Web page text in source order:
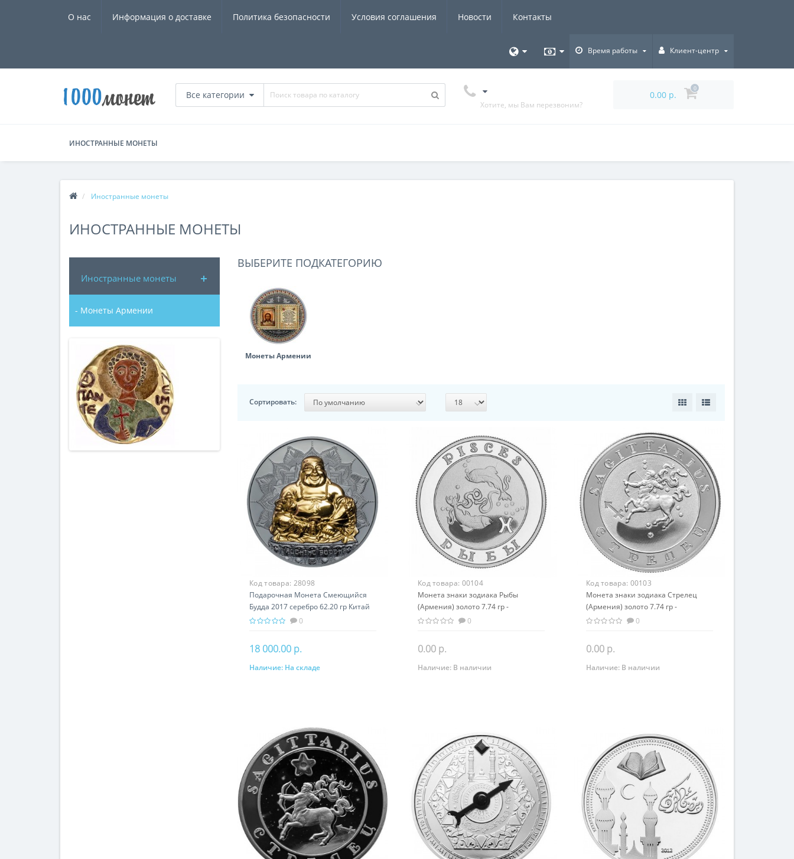
О нас Информация о доставке Политика безопасности Условия соглашения Новости Контакты
Время работы Клиент-центр
Все категории
Хотите, мы Вам перезвоним?
0.00 р.
0
ИНОСТРАННЫЕ МОНЕТЫ
Иностранные монеты
ИНОСТРАННЫЕ МОНЕТЫ
Иностранные монеты
- Монеты Армении
ВЫБЕРИТЕ ПОДКАТЕГОРИЮ
Монеты Армении
Сортировать:
Код товара: 28098
Подарочная Монета Смеющийся
Будда 2017 серебро 62.20 гр Китай
Буддизм
0
18 000.00 р.
В корзину
Наличие: На складе
Код товара: 00104
Монета знаки зодиака Рыбы
(Армения) золото 7.74 гр -
оригинальный подарок на день
0
0.00 р.
Закончился
Наличие: В наличии
Код товара: 00103
Монета знаки зодиака Стрелец
(Армения) золото 7.74 гр -
оригинальный подарок на день
0
0.00 р.
Закончился
Наличие: В наличии